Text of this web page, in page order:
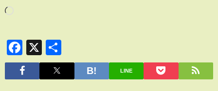
Facebook
X
有
LINE